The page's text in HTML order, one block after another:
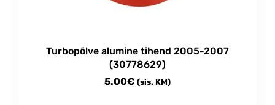
Turbopõlve alumine tihend 2005-2007
(30778629)
5.00€ (sis. KM)